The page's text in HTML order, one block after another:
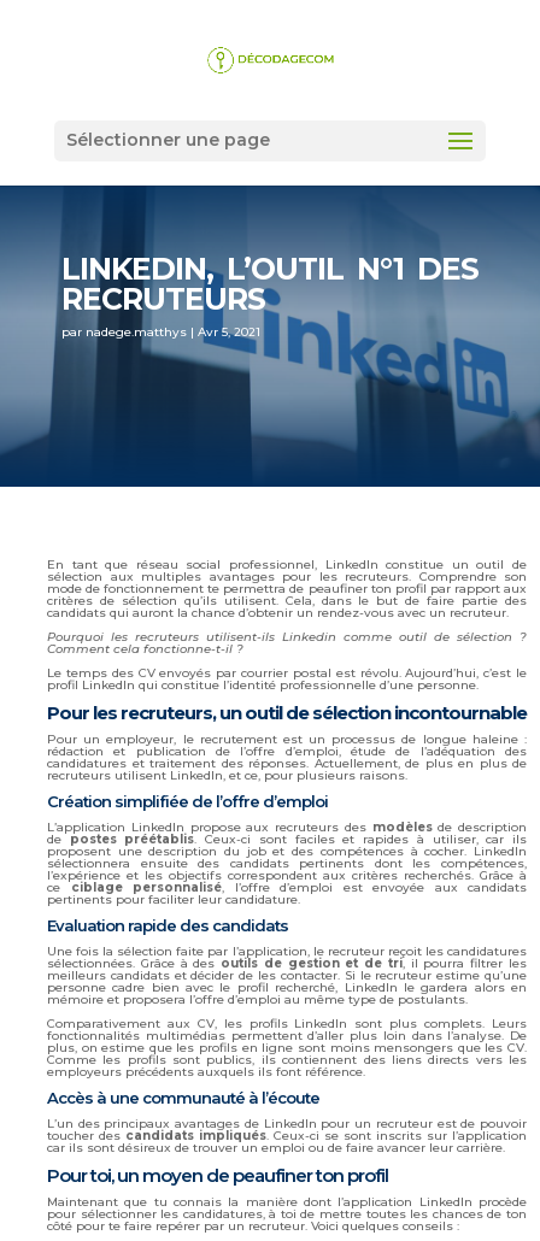
Sélectionner une page
LINKEDIN, L’OUTIL N°1 DES
RECRUTEURS
par nadege.matthys| Avr 5, 2021
En tant que réseau social professionnel, LinkedIn constitue un outil de
sélection aux multiples avantages pour les recruteurs. Comprendre son
mode de fonctionnement te permettra de peaufiner ton profil par rapport aux
critères de sélection qu’ils utilisent. Cela, dans le but de faire partie des
candidats qui auront la chance d’obtenir un rendez-vous avec un recruteur.
Pourquoi les recruteurs utilisent-ils Linkedin comme outil de sélection ?
Comment cela fonctionne-t-il ?
Le temps des CV envoyés par courrier postal est révolu. Aujourd’hui, c’est le
profil LinkedIn qui constitue l’identité professionnelle d’une personne.
Pour les recruteurs, un outil de sélection incontournable
Pour un employeur, le recrutement est un processus de longue haleine :
rédaction et publication de l’offre d’emploi, étude de l’adéquation des
candidatures et traitement des réponses. Actuellement, de plus en plus de
recruteurs utilisent LinkedIn, et ce, pour plusieurs raisons.
Création simplifiée de l’offre d’emploi
L’application LinkedIn propose aux recruteurs des modèlesde description
de postes préétablis. Ceux-ci sont faciles et rapides à utiliser, car ils
proposent une description du job et des compétences à cocher. LinkedIn
sélectionnera ensuite des candidats pertinents dont les compétences,
l’expérience et les objectifs correspondent aux critères recherchés. Grâce à
ceciblage personnalisé, l’offre d’emploi est envoyée aux candidats
pertinents pour faciliter leur candidature.
Evaluation rapide des candidats
Une fois la sélection faite par l’application, le recruteur reçoit les candidatures
sélectionnées. Grâce à des outils de gestion et de tri, il pourra filtrer les
meilleurs candidats et décider de les contacter. Si le recruteur estime qu’une
personne cadre bien avec le profil recherché, LinkedIn le gardera alors en
mémoire et proposera l’offre d’emploi au même type de postulants.
Comparativement aux CV, les profils LinkedIn sont plus complets. Leurs
fonctionnalités multimédias permettent d’aller plus loin dans l’analyse. De
plus, on estime que les profils en ligne sont moins mensongers que les CV.
Comme les profils sont publics, ils contiennent des liens directs vers les
employeurs précédents auxquels ils font référence.
Accès à une communauté à l’écoute
L’un des principaux avantages de LinkedIn pour un recruteur est de pouvoir
toucher des candidats impliqués. Ceux-ci se sont inscrits sur l’application
car ils sont désireux de trouver un emploi ou de faire avancer leur carrière.
Pour toi, un moyen de peaufiner ton profil
Maintenant que tu connais la manière dont l’application LinkedIn procède
pour sélectionner les candidatures, à toi de mettre toutes les chances de ton
côté pour te faire repérer par un recruteur. Voici quelques conseils :